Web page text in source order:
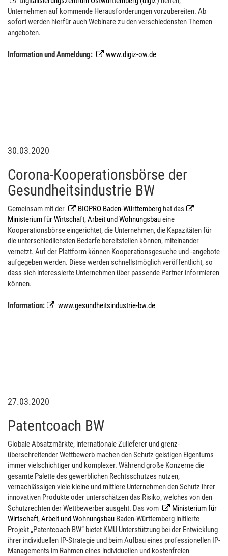
Unternehmen auf kommende Herausforderungen vorzubereiten. Ab
sofort werden hierfür auch Webinare zu den verschiedensten Themen
angeboten.
Information und Anmeldung: www.digiz-ow.de
30.03.2020
Corona-Kooperationsbörse der
Gesundheitsindustrie BW
Gemeinsam mit der BIOPRO Baden-Württemberg hat das
Ministerium für Wirtschaft, Arbeit und Wohnungsbaueine
Kooperationsbörse eingerichtet, die Unternehmen, die Kapazitäten für
die unterschiedlichsten Bedarfe bereitstellen können, miteinander
vernetzt. Auf der Plattform können Kooperationsgesuche und -angebote
aufgegeben werden. Diese werden schnellstmöglich veröffentlicht, so
dass sich interessierte Unternehmen über passende Partner informieren
können.
Information: www.gesundheitsindustrie-bw.de
27.03.2020
Patentcoach BW
Globale Absatzmärkte, internationale Zulieferer und grenz­
überschreitender Wettbewerb machen den Schutz geistigen Eigentums
immer vielschichtiger und komplexer. Während große Konzerne die
gesamte Palette des gewerblichen Rechtsschutzes nutzen,
vernachlässigen viele kleine und mittlere Unternehmen den Schutz ihrer
innovativen Produkte oder unterschätzen das Risiko, welches von den
Schutzrechten der Wettbewerber ausgeht. Das vom
Ministerium für
Wirtschaft, Arbeit und Wohnungsbau Baden-Württemberg initiierte
Projekt „Patentcoach BW“ bietet KMU Unterstützung bei der Entwicklung
ihrer individuellen IP-Strategie und beim Aufbau eines professionellen IP-
Managements im Rahmen eines individuellen und kostenfreien